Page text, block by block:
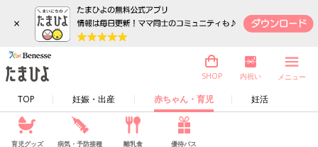
×
TOP 妊娠・出産 赤ちゃん・育児 妊活
SHOP 内祝い メニュー
育児グッズ 病気・予防接種 離乳食 優待パス